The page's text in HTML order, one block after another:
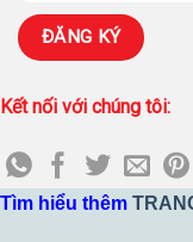
Kết nối với chúng tôi:
Tìm hiểu thêm